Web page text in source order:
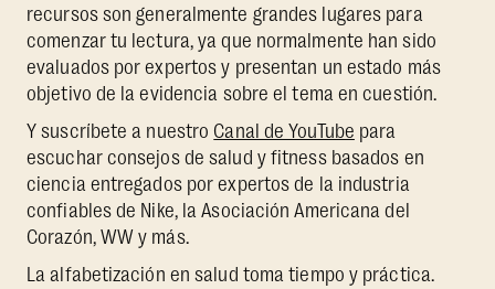
recursos son generalmente grandes lugares para
comenzar tu lectura, ya que normalmente han sido
evaluados por expertos y presentan un estado más
objetivo de la evidencia sobre el tema en cuestión.
Y suscríbete a nuestro Canal de YouTube para
escuchar consejos de salud y fitness basados en
ciencia entregados por expertos de la industria
confiables de Nike, la Asociación Americana del
Corazón, WW y más.
La alfabetización en salud toma tiempo y práctica.